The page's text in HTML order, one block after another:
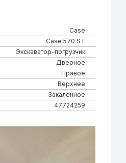
Case
Case 570 ST
Экскаватор-погрузчик
Дверное
Правое
Верхнее
Закаленное
47724259